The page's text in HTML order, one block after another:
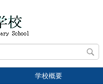
学校概要